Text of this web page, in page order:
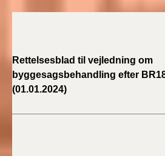
BR18 (29/6 - 31/12
2021)
Rettelsesblad til vejledning om
byggesagsbehandling efter
(01.01.2024)